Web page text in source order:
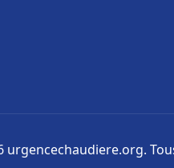
urgencechaudiere.org.